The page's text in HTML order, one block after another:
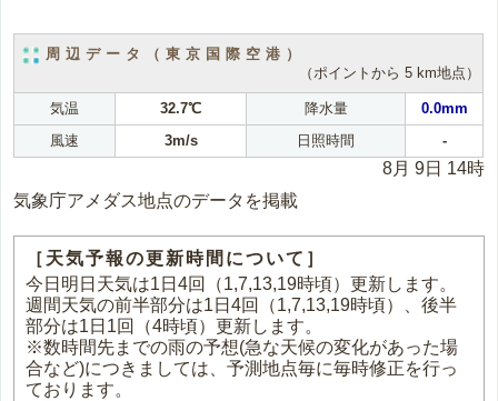
周辺データ（東京国際空港）
（ポイントから 5 km地点）
気温 32.7℃ 降水量
0.0mm
風速
3m/s 日照時間 -
8月 9日 14時
気象庁アメダス地点のデータを掲載
［天気予報の更新時間について］
今日明日天気は1日4回（1,7,13,19時頃）更新します。
週間天気の前半部分は1日4回（1,7,13,19時頃）、後半
部分は1日1回（4時頃）更新します。
※数時間先までの雨の予想(急な天候の変化があった場
合など)につきましては、予測地点毎に毎時修正を行っ
ております。